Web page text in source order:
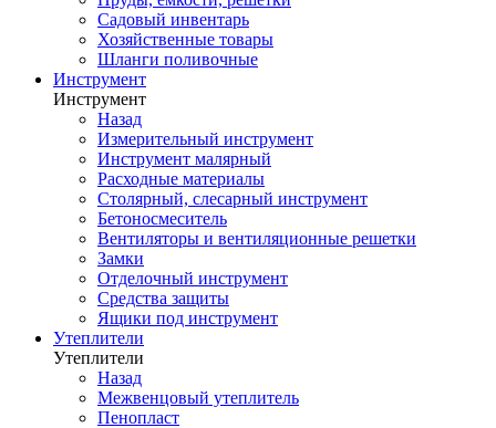
Садовый инвентарь
Хозяйственные товары
Шланги поливочные
Инструмент
Инструмент
Назад
Измерительный инструмент
Инструмент малярный
Расходные материалы
Столярный, слесарный инструмент
Бетоносмеситель
Вентиляторы и вентиляционные решетки
Замки
Отделочный инструмент
Средства защиты
Ящики под инструмент
Утеплители
Утеплители
Назад
Межвенцовый утеплитель
Пенопласт